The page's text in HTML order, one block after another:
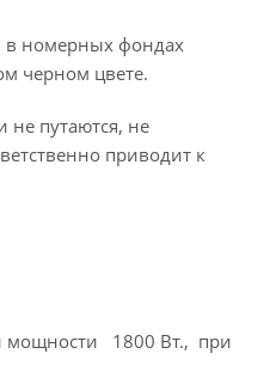
в номерных фондах
черном цвете.
не путаются, не
приводит к
мощности 1800 Вт., при